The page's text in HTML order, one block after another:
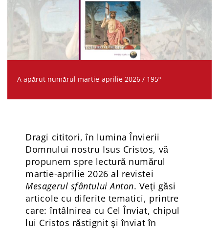
A apărut numărul martie-aprilie 2026 / 195º
Dragi cititori, în lumina Învierii
Domnului nostru Isus Cristos, vă
propunem spre lectură numărul
martie-aprilie 2026 al revistei
Mesagerul sfântului Anton. Veţi găsi
articole cu diferite tematici, printre
care: întâlnirea cu Cel Înviat, chipul
lui Cristos răstignit şi înviat în